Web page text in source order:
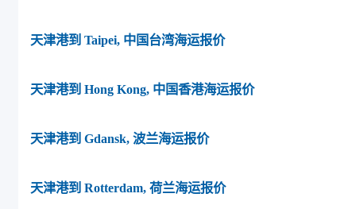
天津港到 Taipei, 中国台湾海运报价
天津港到 Hong Kong, 中国香港海运报价
天津港到 Gdansk, 波兰海运报价
天津港到 Rotterdam, 荷兰海运报价